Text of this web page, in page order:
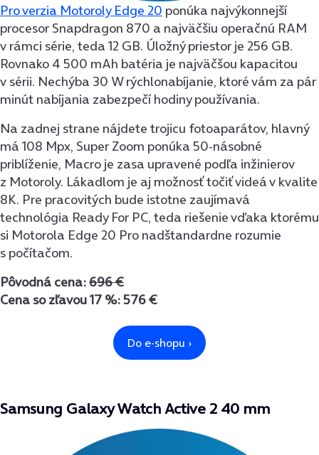
Pro verzia Motoroly Edge 20 ponúka najvýkonnejší
procesor Snapdragon 870 a najväčšiu operačnú RAM
v rámci série, teda 12 GB. Úložný priestor je 256 GB.
Rovnako 4 500 mAh batéria je najväčšou kapacitou
v sérii. Nechýba 30 W rýchlonabíjanie, ktoré vám za pár
minút nabíjania zabezpečí hodiny používania.
Na zadnej strane nájdete trojicu fotoaparátov, hlavný
má 108 Mpx, Super Zoom ponúka 50-násobné
priblíženie, Macro je zasa upravené podľa inžinierov
z Motoroly. Lákadlom je aj možnosť točiť videá v kvalite
8K. Pre pracovitých bude istotne zaujímavá
technológia Ready For PC, teda riešenie vďaka ktorému
si Motorola Edge 20 Pro nadštandardne rozumie
s počítačom.
Pôvodná cena:696 €
Cena so zľavou 17 %: 576 €
Samsung Galaxy Watch Active 2 40 mm